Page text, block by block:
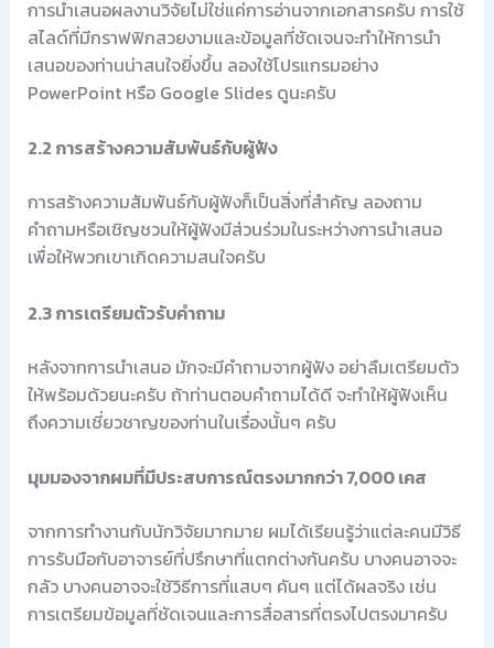
การนำเสนอผลงานวิจัยไม่ใช่แค่การอ่านจากเอกสารครับ การใช้
สไลด์ที่มีกราฟฟิกสวยงามและข้อมูลที่ชัดเจนจะทำให้การนำ
เสนอของท่านน่าสนใจยิ่งขึ้น ลองใช้โปรแกรมอย่าง
PowerPoint หรือ Google Slides ดูนะครับ
2.2 การสร้างความสัมพันธ์กับผู้ฟัง
การสร้างความสัมพันธ์กับผู้ฟังก็เป็นสิ่งที่สำคัญ ลองถาม
คำถามหรือเชิญชวนให้ผู้ฟังมีส่วนร่วมในระหว่างการนำเสนอ
เพื่อให้พวกเขาเกิดความสนใจครับ
2.3 การเตรียมตัวรับคำถาม
หลังจากการนำเสนอ มักจะมีคำถามจากผู้ฟัง อย่าลืมเตรียมตัว
ให้พร้อมด้วยนะครับ ถ้าท่านตอบคำถามได้ดี จะทำให้ผู้ฟังเห็น
ถึงความเชี่ยวชาญของท่านในเรื่องนั้นๆ ครับ
มุมมองจากผมที่มีประสบการณ์ตรงมากกว่า 7,000 เคส
จากการทำงานกับนักวิจัยมากมาย ผมได้เรียนรู้ว่าแต่ละคนมีวิธี
การรับมือกับอาจารย์ที่ปรึกษาที่แตกต่างกันครับ บางคนอาจจะ
กลัว บางคนอาจจะใช้วิธีการที่แสบๆ คันๆ แต่ได้ผลจริง เช่น
การเตรียมข้อมูลที่ชัดเจนและการสื่อสารที่ตรงไปตรงมาครับ